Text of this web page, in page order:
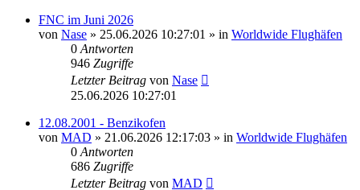
FNC im Juni 2026
von Nase » 25.06.2026 10:27:01 » in Worldwide Flughäfen
0 Antworten
946 Zugriffe
Letzter Beitrag von Nase
25.06.2026 10:27:01
12.08.2001 - Benzikofen
von MAD » 21.06.2026 12:17:03 » in Worldwide Flughäfen
0 Antworten
686 Zugriffe
Letzter Beitrag von MAD